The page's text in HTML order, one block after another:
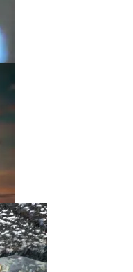
Возведения